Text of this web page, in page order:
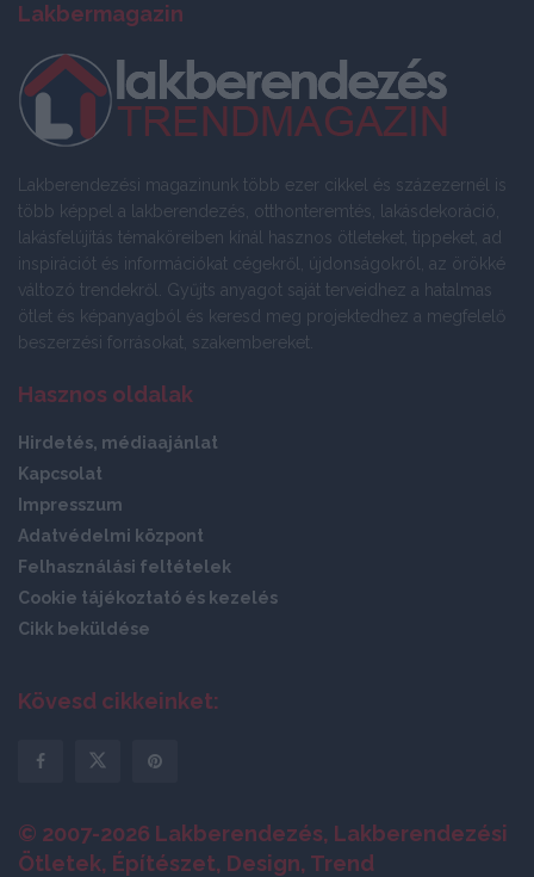
Lakbermagazin
Lakberendezési magazinunk több ezer cikkel és százezernél is
több képpel a lakberendezés, otthonteremtés, lakásdekoráció,
lakásfelújítás témaköreiben kínál hasznos ötleteket, tippeket, ad
inspirációt és információkat cégekről, újdonságokról, az örökké
változó trendekről. Gyűjts anyagot saját terveidhez a hatalmas
ötlet és képanyagból és keresd meg projektedhez a megfelelő
beszerzési forrásokat, szakembereket.
Hasznos oldalak
Hirdetés, médiaajánlat
Kapcsolat
Impresszum
Adatvédelmi központ
Felhasználási feltételek
Cookie tájékoztató és kezelés
Cikk beküldése
Kövesd cikkeinket:
© 2007-2026 Lakberendezés, Lakberendezési
Ötletek, Építészet, Design, Trend